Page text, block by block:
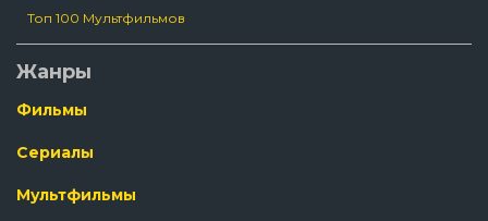
Топ 100 Мультфильмов
Жанры
Фильмы
Сериалы
Мультфильмы